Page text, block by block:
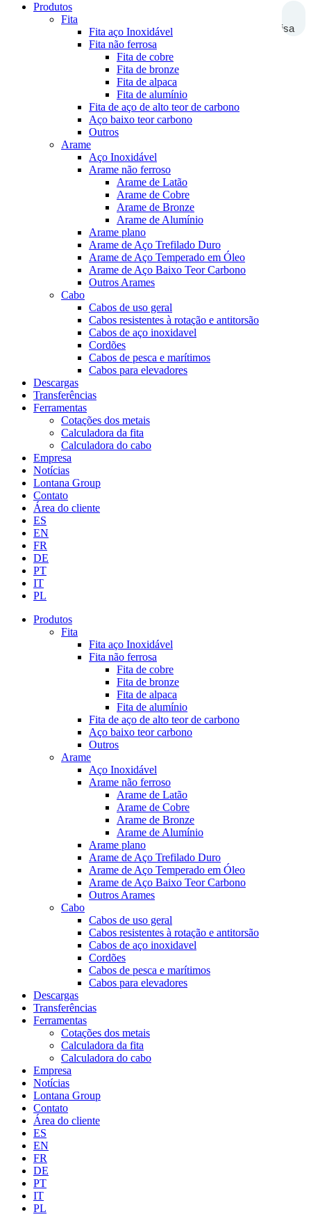
Pesquisa
Produtos
Fita
Fita aço Inoxidável
Fita não ferrosa
Fita de cobre
Fita de bronze
Fita de alpaca
Fita de alumínio
Fita de aço de alto teor de carbono
Aço baixo teor carbono
Outros
Arame
Aço Inoxidável
Arame não ferroso
Arame de Latão
Arame de Cobre
Arame de Bronze
Arame de Alumínio
Arame plano
Arame de Aço Trefilado Duro
Arame de Aço Temperado em Óleo
Arame de Aço Baixo Teor Carbono
Outros Arames
Cabo
Cabos de uso geral
Cabos resistentes à rotação e antitorsão
Cabos de aço inoxidavel
Cordões
Cabos de pesca e marítimos
Cabos para elevadores
Descargas
Transferências
Ferramentas
Cotações dos metais
Calculadora da fita
Calculadora do cabo
Empresa
Notícias
Lontana Group
Contato
Área do cliente
ES
EN
FR
DE
PT
IT
PL
Produtos
Fita
Fita aço Inoxidável
Fita não ferrosa
Fita de cobre
Fita de bronze
Fita de alpaca
Fita de alumínio
Fita de aço de alto teor de carbono
Aço baixo teor carbono
Outros
Arame
Aço Inoxidável
Arame não ferroso
Arame de Latão
Arame de Cobre
Arame de Bronze
Arame de Alumínio
Arame plano
Arame de Aço Trefilado Duro
Arame de Aço Temperado em Óleo
Arame de Aço Baixo Teor Carbono
Outros Arames
Cabo
Cabos de uso geral
Cabos resistentes à rotação e antitorsão
Cabos de aço inoxidavel
Cordões
Cabos de pesca e marítimos
Cabos para elevadores
Descargas
Transferências
Ferramentas
Cotações dos metais
Calculadora da fita
Calculadora do cabo
Empresa
Notícias
Lontana Group
Contato
Área do cliente
ES
EN
FR
DE
PT
IT
PL